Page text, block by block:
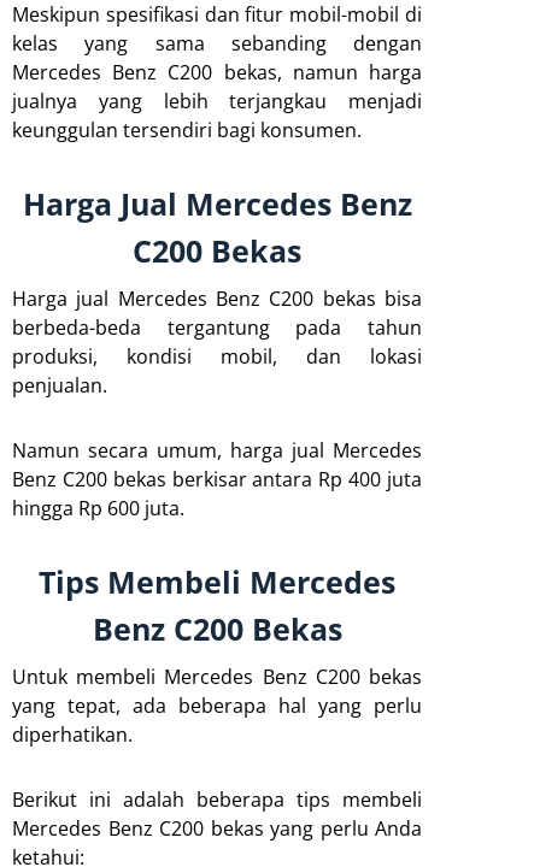
Meskipun spesifikasi dan fitur mobil-mobil di
kelas yang sama sebanding dengan
Mercedes Benz C200 bekas, namun harga
jualnya yang lebih terjangkau menjadi
keunggulan tersendiri bagi konsumen.
Harga Jual Mercedes Benz
C200 Bekas
Harga jual Mercedes Benz C200 bekas bisa
berbeda-beda tergantung pada tahun
produksi, kondisi mobil, dan lokasi
penjualan.
Namun secara umum, harga jual Mercedes
Benz C200 bekas berkisar antara Rp 400 juta
hingga Rp 600 juta.
Tips Membeli Mercedes
Benz C200 Bekas
Untuk membeli Mercedes Benz C200 bekas
yang tepat, ada beberapa hal yang perlu
diperhatikan.
Berikut ini adalah beberapa tips membeli
Mercedes Benz C200 bekas yang perlu Anda
ketahui: